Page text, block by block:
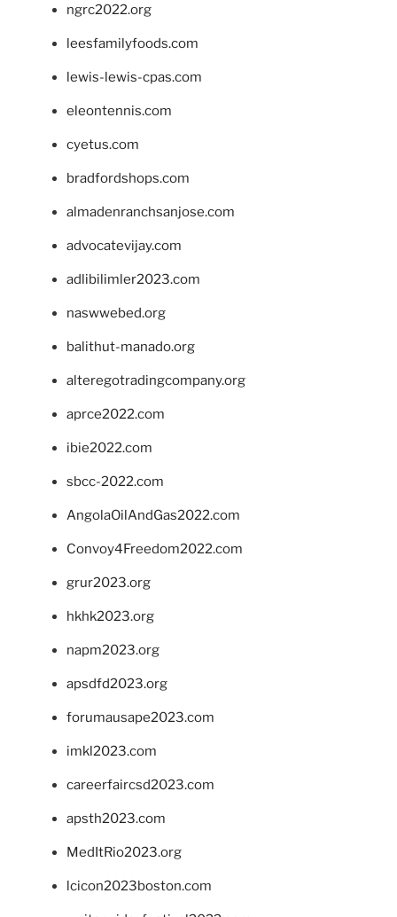
ngrc2022.org
leesfamilyfoods.com
lewis-lewis-cpas.com
eleontennis.com
cyetus.com
bradfordshops.com
almadenranchsanjose.com
advocatevijay.com
adlibilimler2023.com
naswwebed.org
balithut-manado.org
alteregotradingcompany.org
aprce2022.com
ibie2022.com
sbcc-2022.com
AngolaOilAndGas2022.com
Convoy4Freedom2022.com
grur2023.org
hkhk2023.org
napm2023.org
apsdfd2023.org
forumausape2023.com
imkl2023.com
careerfaircsd2023.com
apsth2023.com
MedItRio2023.org
lcicon2023boston.com